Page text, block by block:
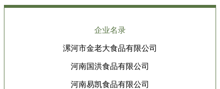
企业名录
漯河市金老大食品有限公司
河南国洪食品有限公司
河南易凯食品有限公司